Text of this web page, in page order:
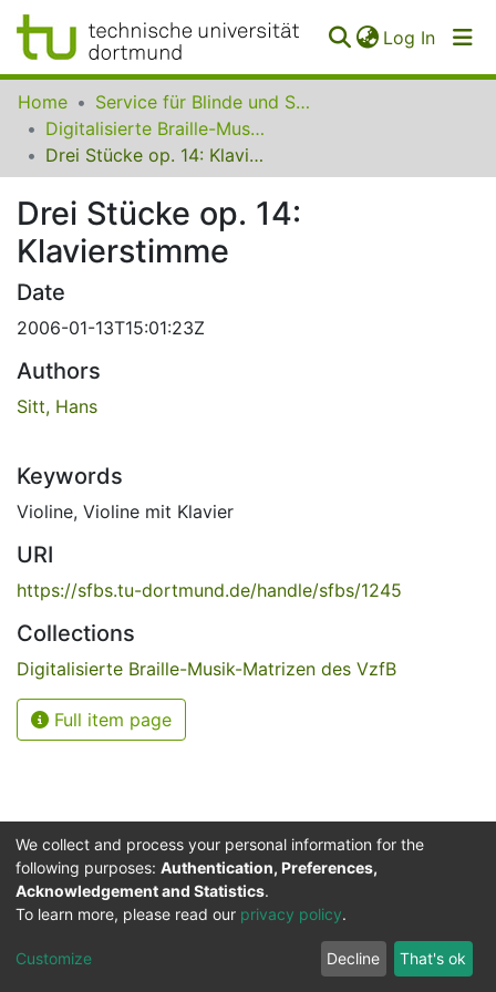
Log In
Communities
Collections
FAQ
Home
Service für Blinde und Sehbehinderte der UB Dortmund
Digitalisierte Braille-Musik-Matrizen des VzfB
Drei Stücke op. 14: Klavierstimme
Drei Stücke op. 14:
Klavierstimme
Date
2006-01-13T15:01:23Z
Authors
Sitt, Hans
Keywords
Violine, Violine mit Klavier
URI
https://sfbs.tu-dortmund.de/handle/sfbs/1245
Collections
Digitalisierte Braille-Musik-Matrizen des VzfB
Full item page
Service for the Blind and Visually Impaired
ITMC
Cookie
Privacy
policy
Feedback
We collect and process your personal information for the
following purposes: Authentication, Preferences,
Acknowledgement and Statistics.
To learn more, please read our privacy policy.
Customize Decline That's ok